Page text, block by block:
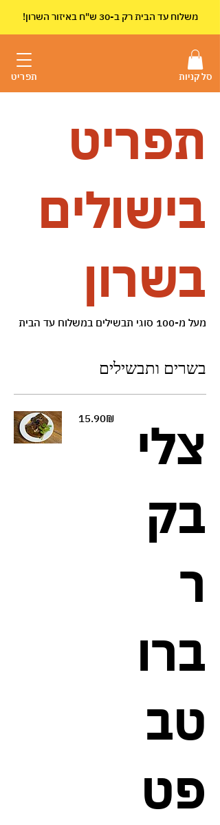
סל קניות תפריט
!משלוח עד הבית רק ב-30 ש"ח באיזור השרון
תפריט
בישולים
בשרון
מעל מ-100 סוגי תבשילים במשלוח עד הבית
בשרים ותבשילים
צלי
בק
ר
ברו
טב
פט
‏15.90 ‏₪